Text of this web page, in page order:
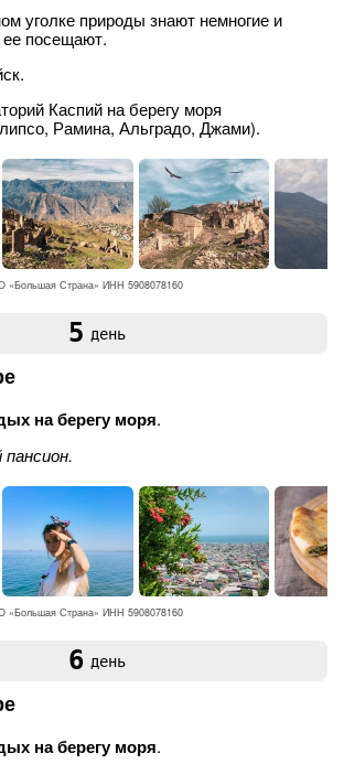
уголке природы знают немногие и
ее посещают.
Каспий на берегу моря
Рамина, Альградо, Джами).
«Большая Страна» ИНН 5908078160
5 день
на берегу моря.
«Большая Страна» ИНН 5908078160
6 день
на берегу моря.